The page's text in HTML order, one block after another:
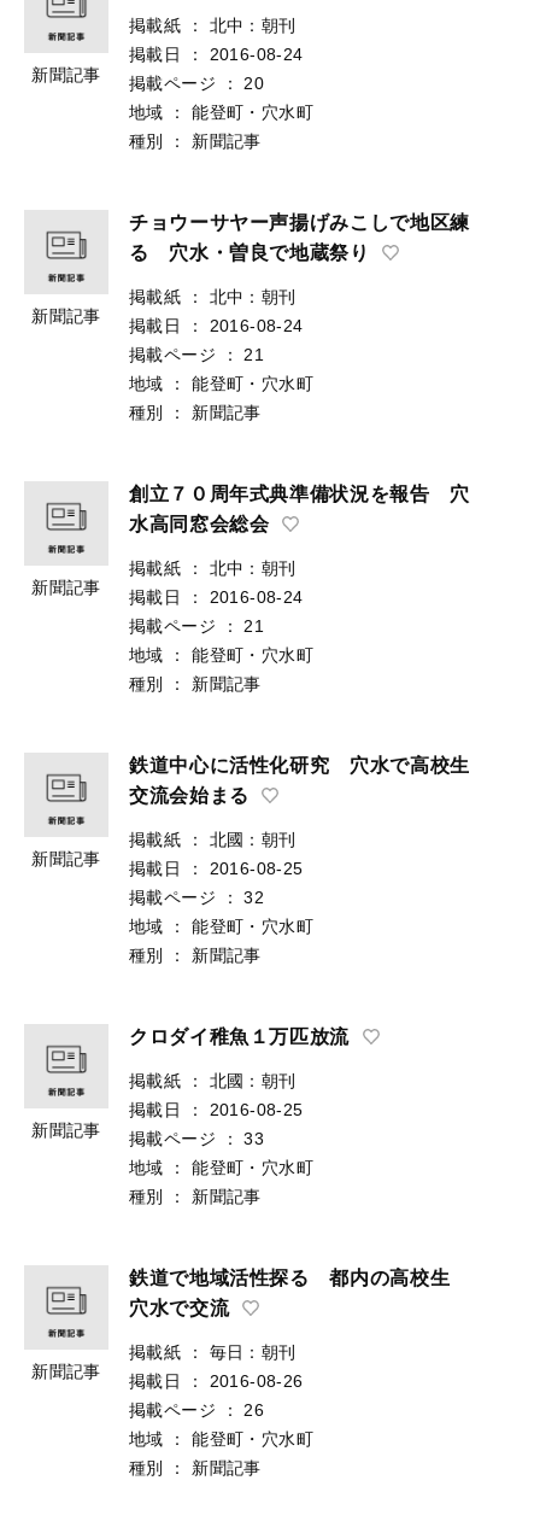
新聞記事
掲載紙 ：
北中：朝刊
掲載日
：
2016-08-24
掲載ページ
：
20
地域
：
能登町・穴水町
種別
： 新聞記事
新聞記事
チョウーサヤー声揚げみこしで地区練
る 穴水・曽良で地蔵祭り
掲載紙 ：
北中：朝刊
掲載日
：
2016-08-24
掲載ページ
：
21
地域
：
能登町・穴水町
種別
： 新聞記事
新聞記事
創立７０周年式典準備状況を報告 穴
水高同窓会総会
掲載紙 ：
北中：朝刊
掲載日
：
2016-08-24
掲載ページ
：
21
地域
：
能登町・穴水町
種別
： 新聞記事
新聞記事
鉄道中心に活性化研究 穴水で高校生
交流会始まる
掲載紙 ：
北國：朝刊
掲載日
：
2016-08-25
掲載ページ
：
32
地域
：
能登町・穴水町
種別
： 新聞記事
新聞記事
クロダイ稚魚１万匹放流
掲載紙 ：
北國：朝刊
掲載日
：
2016-08-25
掲載ページ
：
33
地域
：
能登町・穴水町
種別
： 新聞記事
新聞記事
鉄道で地域活性探る 都内の高校生
穴水で交流
掲載紙 ：
毎日：朝刊
掲載日
：
2016-08-26
掲載ページ
：
26
地域
：
能登町・穴水町
種別
： 新聞記事